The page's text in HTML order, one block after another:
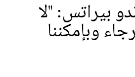
بيراتس: "لا
وبإمكننا